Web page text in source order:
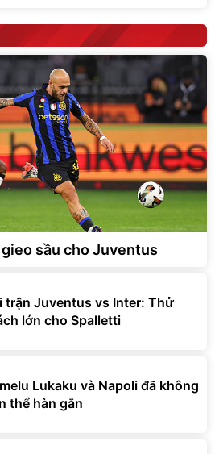
sầu cho Juventus
trận Juventus vs Inter: Thử
lớn cho Spalletti
Lukaku và Napoli đã không
thể hàn gắn